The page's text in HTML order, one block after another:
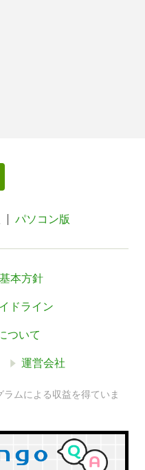
パソコン版
本方針
ドライン
ついて
運営会社
ムによる収益を得ていま